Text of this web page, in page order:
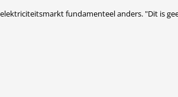
fundamenteel anders. "Dit is